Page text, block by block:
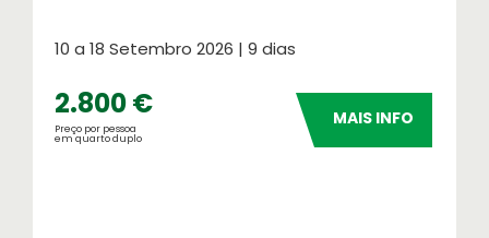
10 a 18 Setembro 2026 | 9 dias
2.800 €
Preço por pessoa
em quarto duplo
MAIS INFO